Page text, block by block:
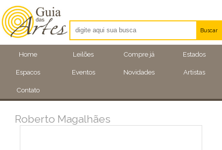
Home Leilões Compre já Estados
Espacos Eventos Novidades Artistas
Contato
Buscar
Artistas
Eventos
Roberto Magalhães